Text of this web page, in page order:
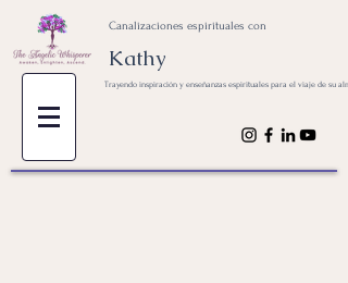
Kathy
Canalizaciones espirituales con
Trayendo inspiración y enseñanzas espirituales para el viaje de su